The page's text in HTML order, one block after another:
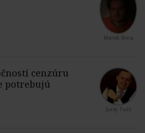
Marek Brna
Juraj Tušš